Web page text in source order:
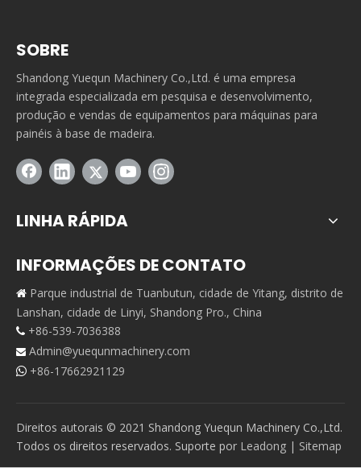
SOBRE
Shandong Yuequn Machinery Co.,Ltd. é uma empresa
integrada especializada em pesquisa e desenvolvimento,
produção e vendas de equipamentos para máquinas para
painéis à base de madeira.
LINHA RÁPIDA
INFORMAÇÕES DE CONTATO
 Parque industrial de Tuanbutun, cidade de Yitang, distrito de
Lanshan, cidade de Linyi, Shandong Pro., China
 +86-539-7036388
 Admin@yuequnmachinery.com
 +86-17662921129
Direitos autorais © 2021 Shandong Yuequn Machinery Co.,Ltd.
Todos os direitos reservados. Suporte por Leadong | Sitemap